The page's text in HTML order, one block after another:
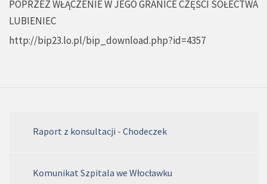
POPRZEZ WŁĄCZENIE W JEGO GRANICE CZĘŚCI SOŁECTWA
LUBIENIEC
http://bip23.lo.pl/bip_download.php?id=4357
Raport z konsultacji - Chodeczek
Komunikat Szpitala we Włocławku